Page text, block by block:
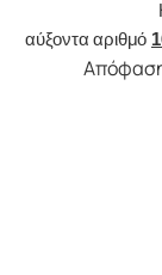
Η
αύξοντα αριθμό